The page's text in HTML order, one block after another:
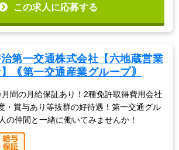
この求人に応募する
第一交通株式会社【六地蔵営業
｟第一交通産業グループ｠
間の月給保証あり！2種免許取得費用会社
・賞与あり等抜群の好待遇！第一交通グル
の仲間と一緒に働いてみませんか！